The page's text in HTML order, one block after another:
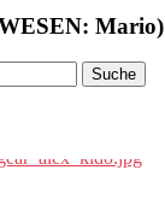
Mario)